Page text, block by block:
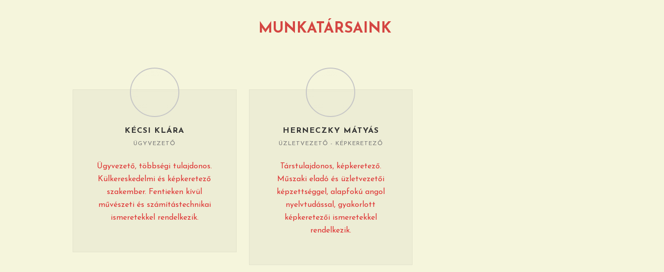
MUNKATÁRSAINK
KÉCSI KLÁRA
ÜGYVEZETŐ
Ügyvezető, többségi tulajdonos.
Külkereskedelmi és képkeretező
szakember. Fentieken kívül
művészeti és számítástechnikai
ismeretekkel rendelkezik.
HERNECZKY MÁTYÁS
ÜZLETVEZETŐ - KÉPKERETEZŐ
Társtulajdonos, képkeretező.
Műszaki eladó és üzletvezetői
képzettséggel, alapfokú angol
nyelvtudással, gyakorlott
képkeretezői ismeretekkel
rendelkezik.